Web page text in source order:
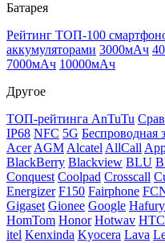
Батарея
Рейтинг ТОП-100
аккумуляторами 3000мАч
7000мАч 10000мАч
Другое
ТОП-рейтинга AnTuTu
IP68 NFC 5G Беспроводная
Acer AGM Alcatel AllCall
BlackBerry Blackview BLU
Conquest Coolpad Crosscall
Energizer F150 Fairphone
Gigaset Gionee Google Hafury
HomTom Honor Hotwav HTC
itel Kenxinda Kyocera Lava